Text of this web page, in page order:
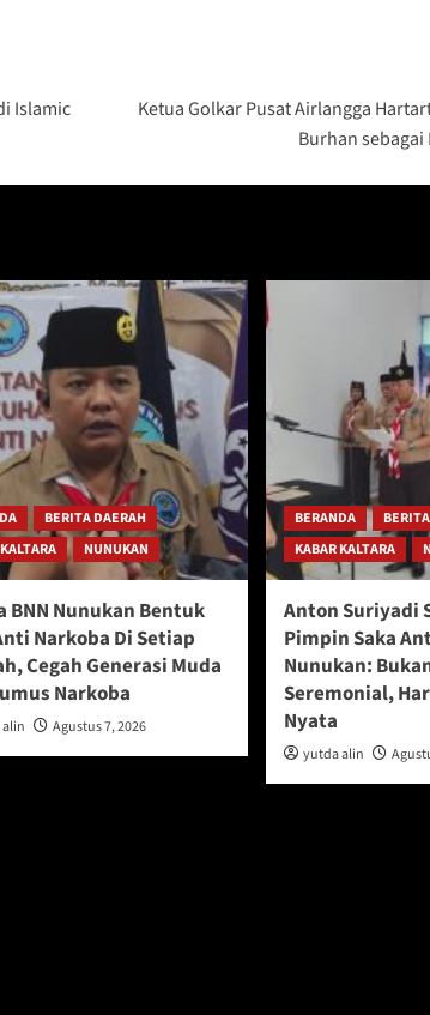
Islamic
Ketua Golkar Pusat Airlangga
Burhan sebagai
BERITA DAERAH
NUNUKAN
BNN Nunukan Bentuk
Narkoba Di Setiap
Cegah Generasi Muda
Narkoba
Agustus 7, 2026
BERANDA
KABAR KALTARA
Anton Suriyadi
Pimpin Saka
Nunukan:
Seremonial,
Nyata
yutda alin